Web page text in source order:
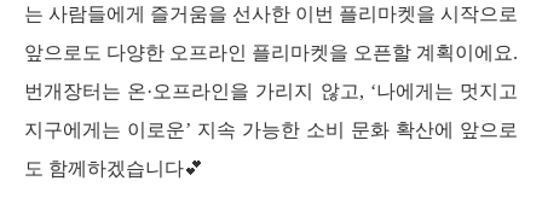
는 사람들에게 즐거움을 선사한 이번 플리마켓을 시작으로
앞으로도 다양한 오프라인 플리마켓을 오픈할 계획이에요.
번개장터는 온·오프라인을 가리지 않고, ‘나에게는 멋지고
지구에게는 이로운’ 지속 가능한 소비 문화 확산에 앞으로
도 함께하겠습니다💕